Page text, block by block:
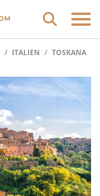
ITALIEN
TOSKANA